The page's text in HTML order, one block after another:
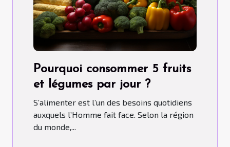
Pourquoi consommer 5 fruits
et légumes par jour ?
S’alimenter est l’un des besoins quotidiens
auxquels l’Homme fait face. Selon la région
du monde,...